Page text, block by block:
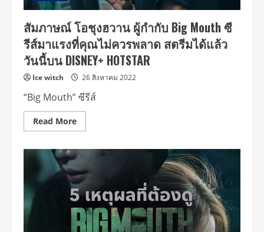
โรง
ภาพยนตร์
ได้
วัน
นี้
บน
DISNEY+
HOTSTAR
สัมภาษณ์ โอชุงฮวาน ผู้กำกับ Big Mouth ซี
รีส์มาแรงที่คุณไม่ควรพลาด สตรีมได้แล้ว
วันนี้บน DISNEY+ HOTSTAR
Ice witch 26 สิงหาคม 2022
“Big Mouth” ซีรีส์
Read MoreRead
more
โอ
ชุงฮ
วาน
ผู้
กำกับ
Big
Mouth
ซี
รีส์
มา